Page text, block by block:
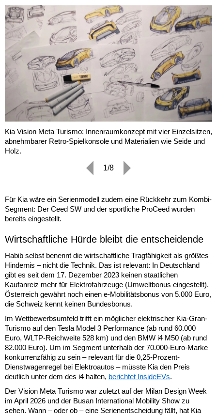
Kia Vision Meta Turismo: Innenraumkonzept mit vier Einzelsitzen,
abnehmbarer Retro-Spielkonsole und Materialien wie Seide und
Holz.
1/8
Für Kia wäre ein Serienmodell zudem eine Rückkehr zum Kombi-
Segment: Der Ceed SW und der sportliche ProCeed wurden
bereits eingestellt.
Wirtschaftliche Hürde bleibt die entscheidende
Habib selbst benennt die wirtschaftliche Tragfähigkeit als größtes
Hindernis – nicht die Technik. Das ist relevant: In Deutschland
gibt es seit dem 17. Dezember 2023 keinen staatlichen
Kaufanreiz mehr für Elektrofahrzeuge (Umweltbonus eingestellt).
Österreich gewährt noch einen e-Mobilitätsbonus von 5.000 Euro,
die Schweiz kennt keinen Bundesbonus.
Im Wettbewerbsumfeld trifft ein möglicher elektrischer Kia-Gran-
Turismo auf den Tesla Model 3 Performance (ab rund 60.000
Euro, WLTP-Reichweite 528 km) und den BMW i4 M50 (ab rund
82.000 Euro). Um im Segment unterhalb der 70.000-Euro-Marke
konkurrenzfähig zu sein – relevant für die 0,25-Prozent-
Dienstwagenregel bei Elektroautos – müsste Kia den Preis
deutlich unter dem des i4 halten, berichtet InsideEVs.
Der Vision Meta Turismo war zuletzt auf der Milan Design Week
im April 2026 und der Busan International Mobility Show zu
sehen. Wann – oder ob – eine Serienentscheidung fällt, hat Kia